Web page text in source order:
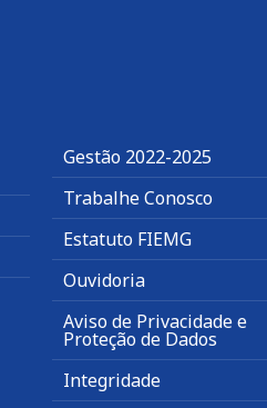
Gestão 2022-2025
Trabalhe Conosco
Estatuto FIEMG
Ouvidoria
Aviso de Privacidade e
Proteção de Dados
Integridade